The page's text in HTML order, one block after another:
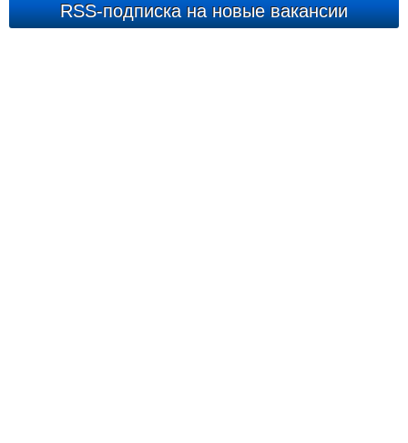
RSS-подписка на новые вакансии